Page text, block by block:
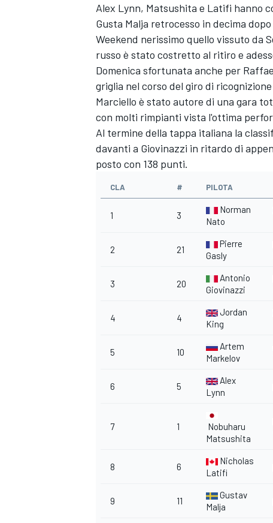
ENDURANCE/GT
Alex Lynn, Matsushita e Latifi hanno
Gusta Malja retrocesso in decima
Weekend nerissimo quello vissuto da
russo è stato costretto al ritiro e
Domenica sfortunata anche per
griglia nel corso del giro di
Marciello è stato autore di una gara
con molti rimpianti vista l'ottima
Al termine della tappa italiana la
davanti a Giovinazzi in ritardo di
posto con 138 punti.
CLA # PILOTA
1 3
Norman
Nato
2 21
Pierre
Gasly
3 20
Antonio
Giovinazzi
4 4
Jordan
King
5 10
Artem
Markelov
6 5
Alex
Lynn
7 1
Nobuharu
Matsushita
8 6
Nicholas
Latifi
9 11
Gustav
Malja